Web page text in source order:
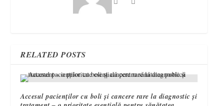
RELATED POSTS
Accesul pacienților cu boli și cancere rare la diagnostic și